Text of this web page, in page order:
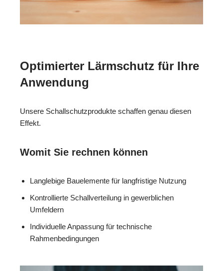
Optimierter Lärmschutz für Ihre
Anwendung
Unsere Schallschutzprodukte schaffen genau diesen
Effekt.
Womit Sie rechnen können
Langlebige Bauelemente für langfristige Nutzung
Kontrollierte Schallverteilung in gewerblichen
Umfeldern
Individuelle Anpassung für technische
Rahmenbedingungen